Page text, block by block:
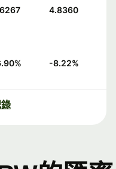
4.8360
% -8.22%